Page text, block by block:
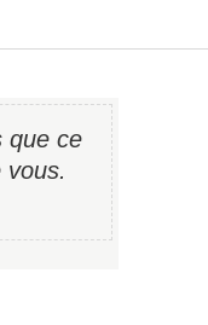
que ce
vous.